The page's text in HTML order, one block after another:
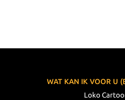
WAT KAN IK VOOR U
Loko